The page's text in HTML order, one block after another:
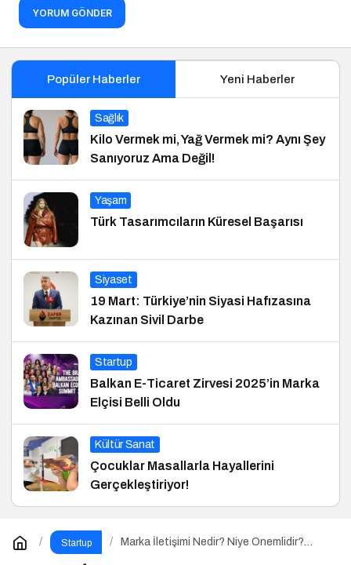
YORUM GÖNDER
Popüler Haberler Yeni Haberler
Sağlık
Kilo Vermek mi, Yağ Vermek mi? Aynı Şey
Sanıyoruz Ama Değil!
Yaşam
Türk Tasarımcıların Küresel Başarısı
Siyaset
19 Mart: Türkiye’nin Siyasi Hafızasına
Kazınan Sivil Darbe
Startup
Balkan E-Ticaret Zirvesi 2025’in Marka
Elçisi Belli Oldu
Kültür Sanat
Çocuklar Masallarla Hayallerini
Gerçekleştiriyor!
Startup
Marka İletişimi Nedir? Niye Önemlidir?